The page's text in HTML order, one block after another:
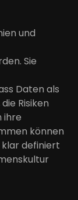
und
Sie
Daten als
Risiken
ihre
können
definiert